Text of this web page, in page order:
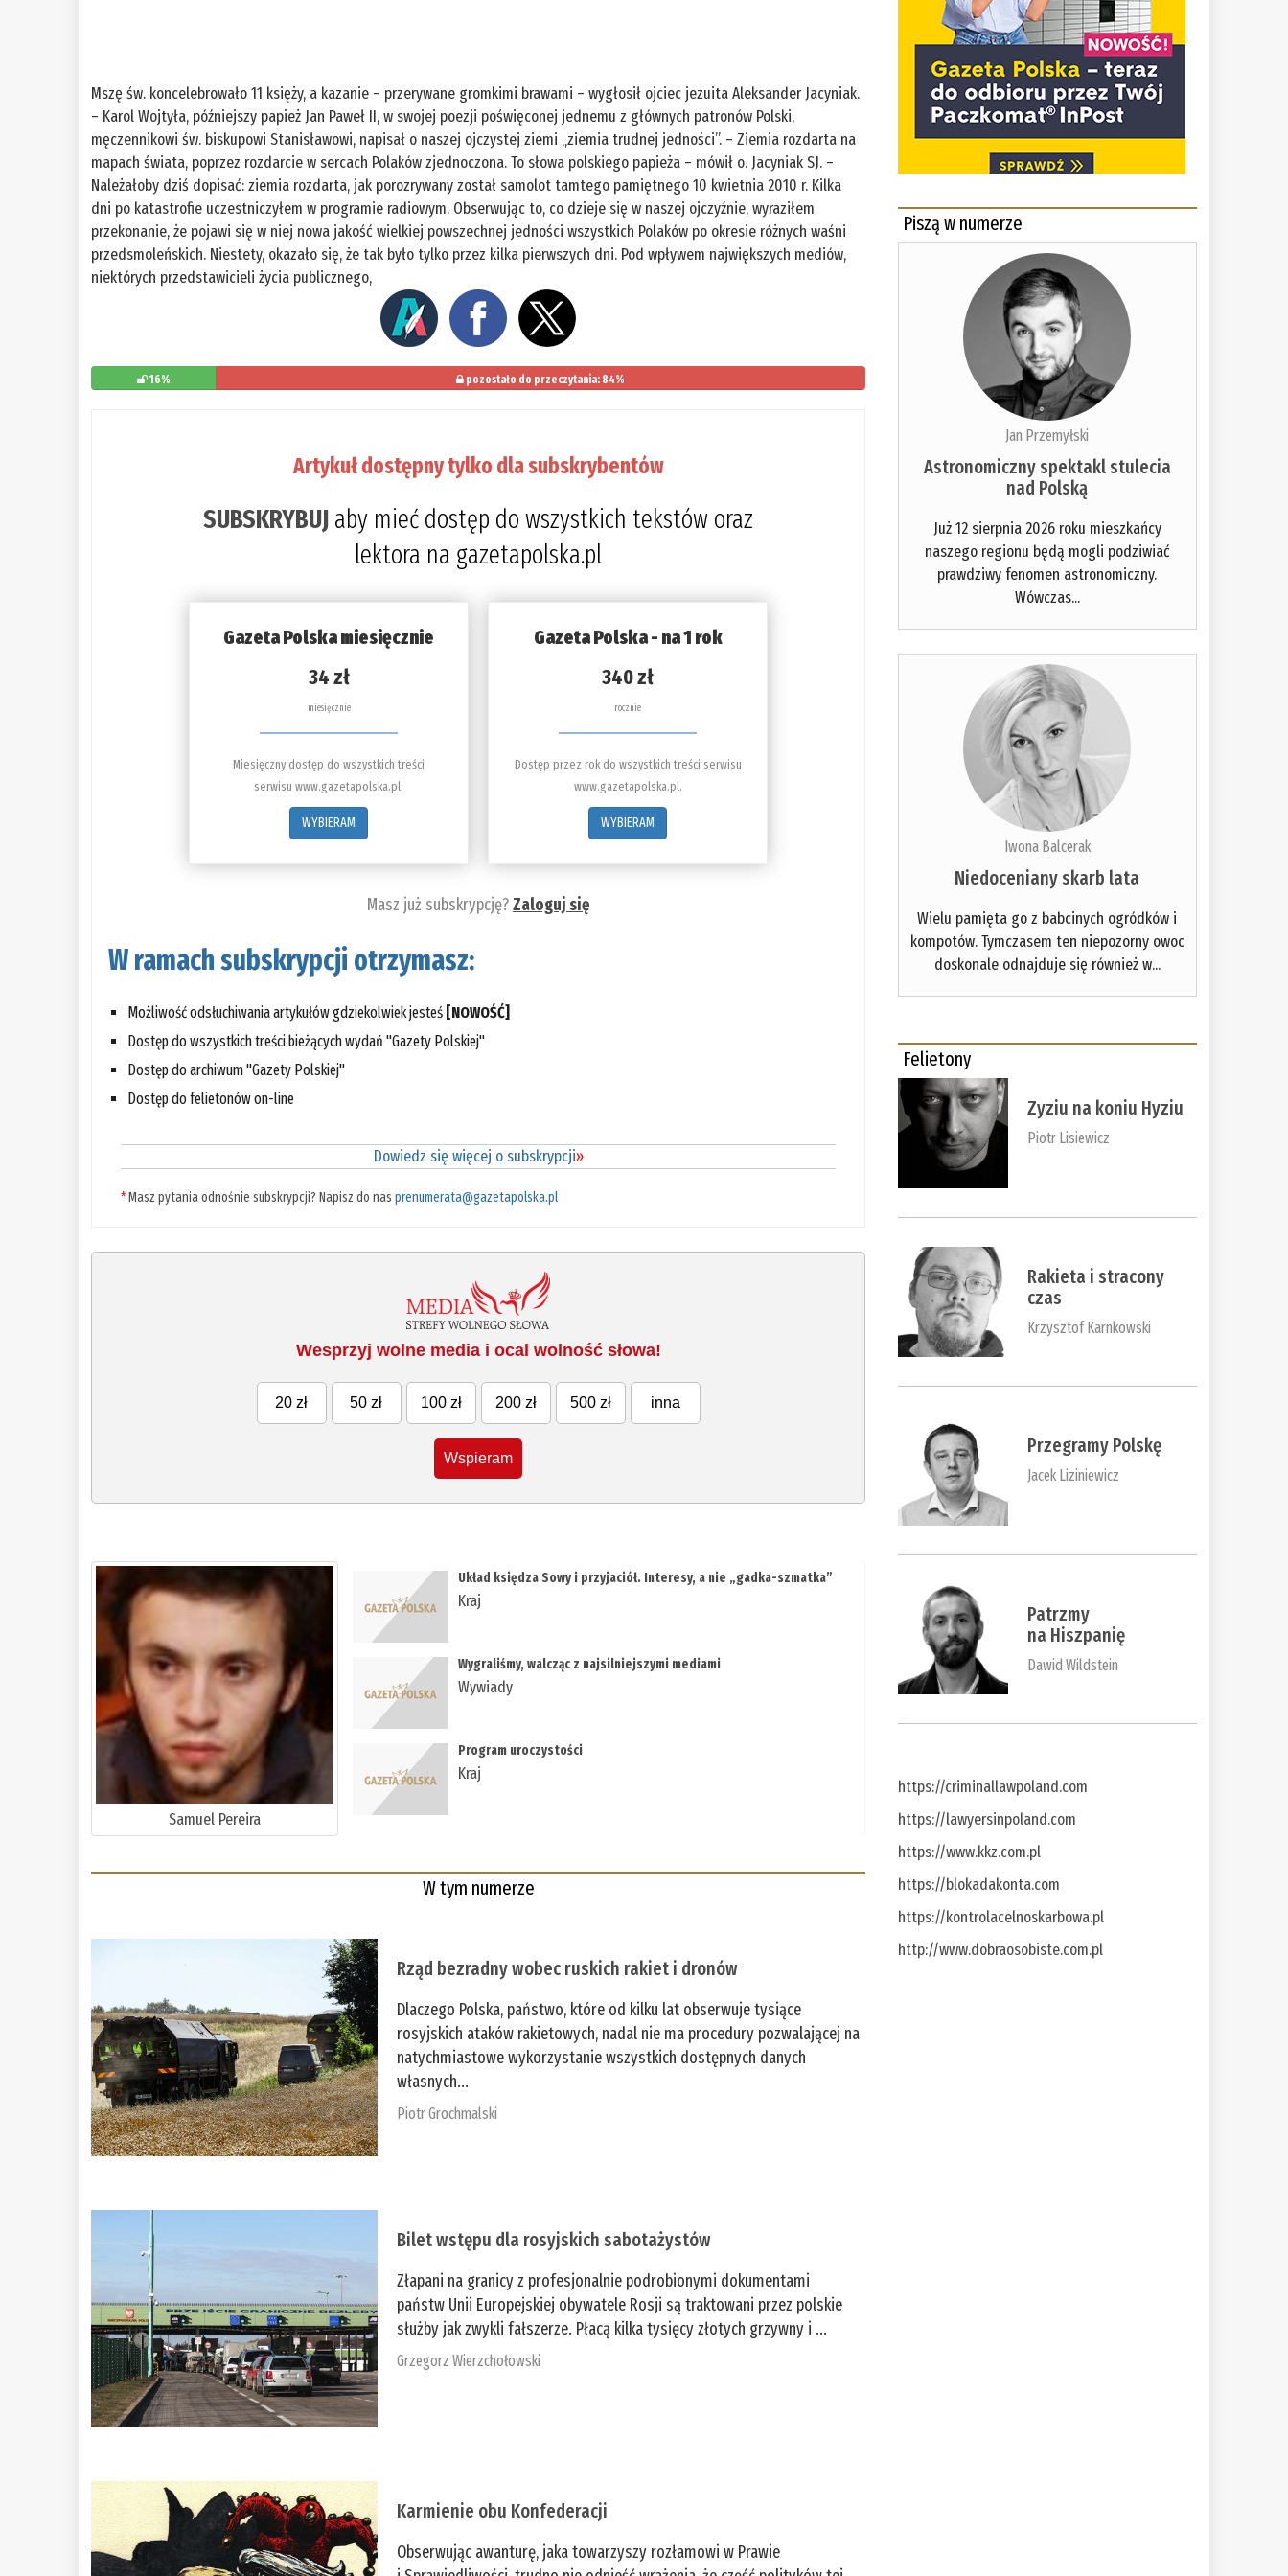
Mszę św. koncelebrowało 11 księży, a kazanie – przerywane gromkimi brawami – wygłosił ojciec jezuita Aleksander Jacyniak.
– Karol Wojtyła, późniejszy papież Jan Paweł II, w swojej poezji poświęconej jednemu z głównych patronów Polski,
męczennikowi św. biskupowi Stanisławowi, napisał o naszej ojczystej ziemi „ziemia trudnej jedności”. – Ziemia rozdarta na
mapach świata, poprzez rozdarcie w sercach Polaków zjednoczona. To słowa polskiego papieża – mówił o. Jacyniak SJ. –
Należałoby dziś dopisać: ziemia rozdarta, jak porozrywany został samolot tamtego pamiętnego 10 kwietnia 2010 r. Kilka
dni po katastrofie uczestniczyłem w programie radiowym. Obserwując to, co dzieje się w naszej ojczyźnie, wyraziłem
przekonanie, że pojawi się w niej nowa jakość wielkiej powszechnej jedności wszystkich Polaków po okresie różnych waśni
przedsmoleńskich. Niestety, okazało się, że tak było tylko przez kilka pierwszych dni. Pod wpływem największych mediów,
niektórych przedstawicieli życia publicznego,
16% pozostało do przeczytania: 84%
Artykuł dostępny tylko dla subskrybentów
SUBSKRYBUJ aby mieć dostęp do wszystkich tekstów oraz
lektora na gazetapolska.pl
Gazeta Polska miesięcznie
34 zł
miesięcznie
Miesięczny dostęp do wszystkich treści
serwisu www.gazetapolska.pl.
WYBIERAM
Gazeta Polska - na 1 rok
340 zł
rocznie
Dostęp przez rok do wszystkich treści serwisu
www.gazetapolska.pl.
WYBIERAM
Masz już subskrypcję?Zaloguj się
W ramach subskrypcji otrzymasz:
Możliwość odsłuchiwania artykułów gdziekolwiek jesteś [NOWOŚĆ]
Dostęp do wszystkich treści bieżących wydań "Gazety Polskiej"
Dostęp do archiwum "Gazety Polskiej"
Dostęp do felietonów on-line
Dowiedz się więcej o subskrypcji»
*Masz pytania odnośnie subskrypcji? Napisz do nasprenumerata@gazetapolska.pl
Wesprzyj wolne media i ocal wolność słowa!
20 zł 50 zł 100 zł 200 zł 500 zł inna
Wspieram
Samuel Pereira
Układ księdza Sowy i przyjaciół. Interesy, a nie „gadka-szmatka”
Kraj
Wygraliśmy, walcząc z najsilniejszymi mediami
Wywiady
Program uroczystości
Kraj
W tym numerze
Rząd bezradny wobec ruskich rakiet i dronów
Dlaczego Polska, państwo, które od kilku lat obserwuje tysiące
rosyjskich ataków rakietowych, nadal nie ma procedury pozwalającej na
natychmiastowe wykorzystanie wszystkich dostępnych danych
własnych...
Piotr Grochmalski
Bilet wstępu dla rosyjskich sabotażystów
Złapani na granicy z profesjonalnie podrobionymi dokumentami
państw Unii Europejskiej obywatele Rosji są traktowani przez polskie
służby jak zwykli fałszerze. Płacą kilka tysięcy złotych grzywny i ...
Grzegorz Wierzchołowski
Karmienie obu Konfederacji
Obserwując awanturę, jaka towarzyszy rozłamowi w Prawie
Piszą w numerze
Jan Przemyłski
Astronomiczny spektakl stulecia
nad Polską
Już 12 sierpnia 2026 roku mieszkańcy
naszego regionu będą mogli podziwiać
prawdziwy fenomen astronomiczny.
Wówczas...
Iwona Balcerak
Niedoceniany skarb lata
Wielu pamięta go z babcinych ogródków i
kompotów. Tymczasem ten niepozorny owoc
doskonale odnajduje się również w...
Felietony
Zyziu na koniu Hyziu
Piotr Lisiewicz
Rakieta i stracony
czas
Krzysztof Karnkowski
Przegramy Polskę
Jacek Liziniewicz
Patrzmy
na Hiszpanię
Dawid Wildstein
https://criminallawpoland.com
https://lawyersinpoland.com
https://www.kkz.com.pl
https://blokadakonta.com
https://kontrolacelnoskarbowa.pl
http://www.dobraosobiste.com.pl